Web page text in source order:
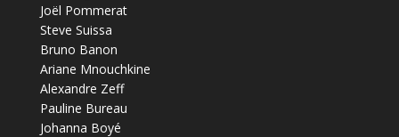
Joël Pommerat
Steve Suissa
Bruno Banon
Ariane Mnouchkine
Alexandre Zeff
Pauline Bureau
Johanna Boyé